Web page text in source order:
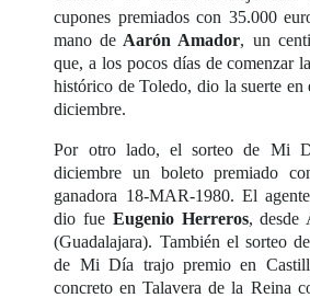
cupones premiados con 35.000
mano de Aarón Amador, un
que, a los pocos días de comenzar
histórico de Toledo, dio la suerte en
diciembre.
Por otro lado, el sorteo de Mi
diciembre un boleto premiado
ganadora 18-MAR-1980. El
dio fue Eugenio Herreros, desde
(Guadalajara). También el sorteo
de Mi Día trajo premio en
concreto en Talavera de la Reina